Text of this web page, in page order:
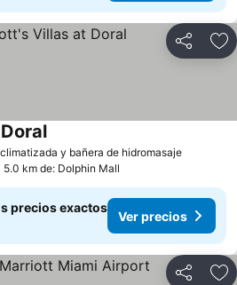
Compartir
y bañera de hidromasajeVer
Ver precios
5.0 km de: Dolphin Mall
precios exactos
Ver precios
Compartir